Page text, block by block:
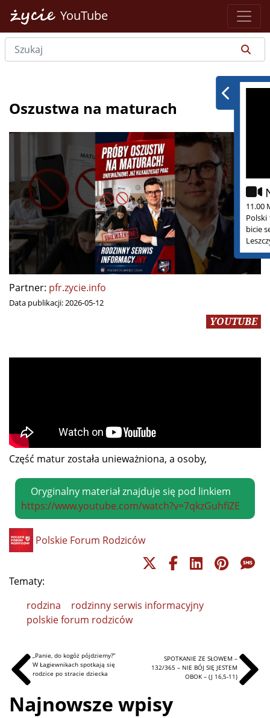
YouTube
11.00
Polski
bicie
Oszustwa na maturach
Partner: pfr.zycie.info
Data publikacji: 2026-05-12
YOUTUBE
Część matur została unieważniona, a osoby,
Oryginalny materiał znajduje się pod linkiem
https://www.youtube.com/watch?v=7qkzGuhfiZE
Polskie Forum Rodziców
Tematy:
rodzina
rodzinny serwis informacyjny
polskie forum rodziców
„Panie, do kogóż pójdziemy?”
W Łagiewnikach spotkają się
rodzice po stracie dziecka
SPOTKANIE ZE SŁOWEM –
132/365 – NIE BÓJ SIĘ JESTEM
OBOK – (J 16,5-11)
Najnowsze wpisy